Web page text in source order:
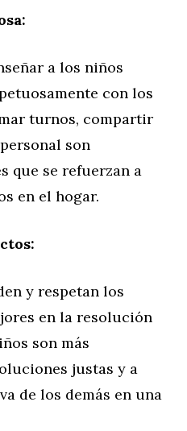
a los niños
con los
turnos, compartir
son
que se refuerzan a
en el hogar.
y respetan los
en la resolución
son más
justas y a
de los demás en una